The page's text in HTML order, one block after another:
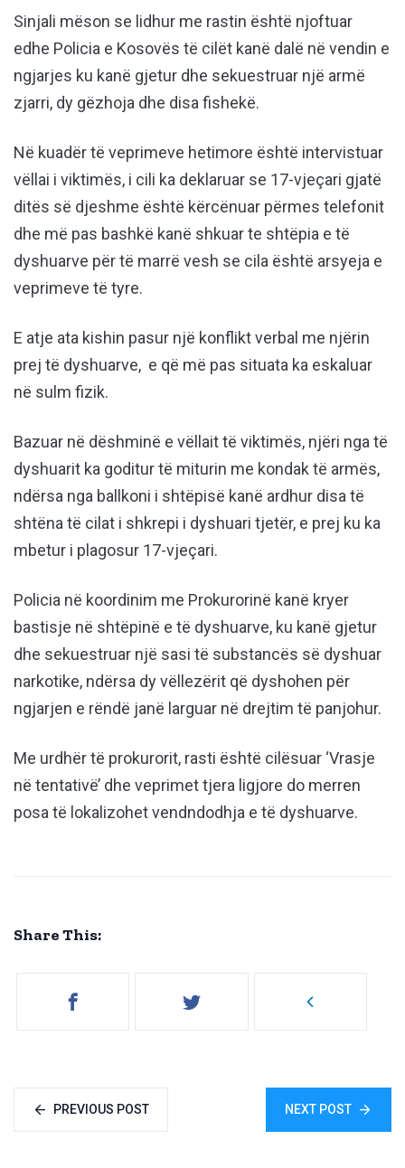
Sinjali mëson se lidhur me rastin është njoftuar
edhe Policia e Kosovës të cilët kanë dalë në vendin e
ngjarjes ku kanë gjetur dhe sekuestruar një armë
zjarri, dy gëzhoja dhe disa fishekë.
Në kuadër të veprimeve hetimore është intervistuar
vëllai i viktimës, i cili ka deklaruar se 17-vjeçari gjatë
ditës së djeshme është kërcënuar përmes telefonit
dhe më pas bashkë kanë shkuar te shtëpia e të
dyshuarve për të marrë vesh se cila është arsyeja e
veprimeve të tyre.
E atje ata kishin pasur një konflikt verbal me njërin
prej të dyshuarve, e që më pas situata ka eskaluar
në sulm fizik.
Bazuar në dëshminë e vëllait të viktimës, njëri nga të
dyshuarit ka goditur të miturin me kondak të armës,
ndërsa nga ballkoni i shtëpisë kanë ardhur disa të
shtëna të cilat i shkrepi i dyshuari tjetër, e prej ku ka
mbetur i plagosur 17-vjeçari.
Policia në koordinim me Prokurorinë kanë kryer
bastisje në shtëpinë e të dyshuarve, ku kanë gjetur
dhe sekuestruar një sasi të substancës së dyshuar
narkotike, ndërsa dy vëllezërit që dyshohen për
ngjarjen e rëndë janë larguar në drejtim të panjohur.
Me urdhër të prokurorit, rasti është cilësuar ‘Vrasje
në tentativë’ dhe veprimet tjera ligjore do merren
posa të lokalizohet vendndodhja e të dyshuarve.
Share This:
PREVIOUS POST NEXT POST